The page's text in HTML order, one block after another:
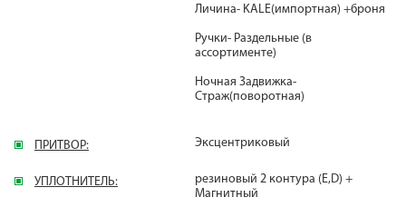
Личина- KALE(импортная) +броня
Ручки- Раздельные (в
ассортименте)
Ночная Задвижка-
Страж(поворотная)
ПРИТВОР: Эксцентриковый
УПЛОТНИТЕЛЬ:
резиновый 2 контура (E,D) +
Магнитный